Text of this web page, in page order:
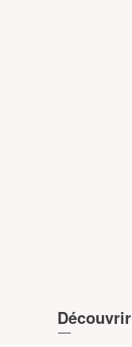
Découvrir